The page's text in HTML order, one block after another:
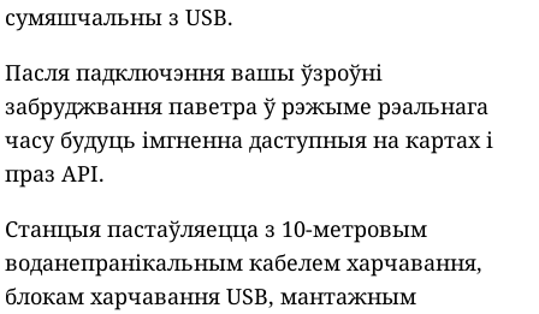
сумяшчальны з USB.
Пасля падключэння вашы ўзроўні
забруджвання паветра ў рэжыме рэальнага
часу будуць імгненна даступныя на картах і
праз API.
Станцыя пастаўляецца з 10-метровым
воданепранікальным кабелем харчавання,
блокам харчавання USB, мантажным